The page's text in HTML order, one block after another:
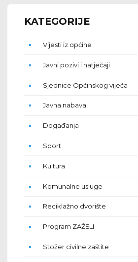
KATEGORIJE
Vijesti iz općine
Javni pozivi i natječaji
Sjednice Općinskog vijeća
Javna nabava
Događanja
Sport
Kultura
Komunalne usluge
Reciklažno dvorište
Program ZAŽELI
Stožer civilne zaštite